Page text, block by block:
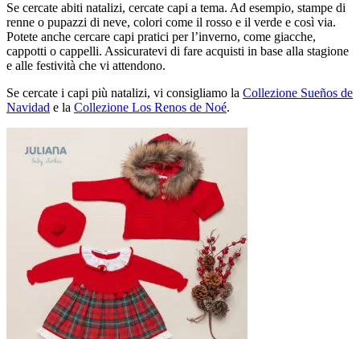
Se cercate abiti natalizi, cercate capi a tema. Ad esempio, stampe di
renne o pupazzi di neve, colori come il rosso e il verde e così via.
Potete anche cercare capi pratici per l’inverno, come giacche,
cappotti o cappelli. Assicuratevi di fare acquisti in base alla stagione
e alle festività che vi attendono.
Se cercate i capi più natalizi, vi consigliamo la Collezione Sueños de
Navidad e la Collezione Los Renos de Noé.